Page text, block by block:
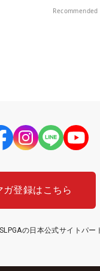
Recommended
ガ登録はこちら
の日本公式サイトパー